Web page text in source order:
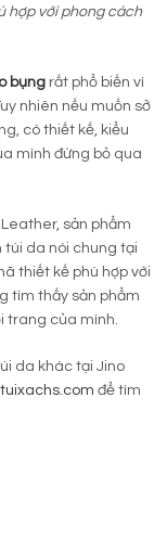
hợp với phong cách
bụng rất phổ biến vì
nhiên nếu muốn sở
có thiết kế, kiểu
mình đừng bỏ qua
sản phẩm
túi da nói chung tại
thiết kế phù hợp với
tìm thấy sản phẩm
trang của mình.
da khác tại Jino
để tìm